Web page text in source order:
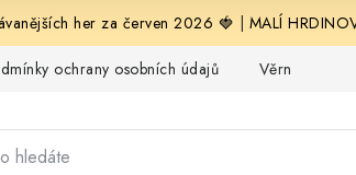
her za červen 2026 🍓 MALÍ
ochrany osobních údajů Věrnostní